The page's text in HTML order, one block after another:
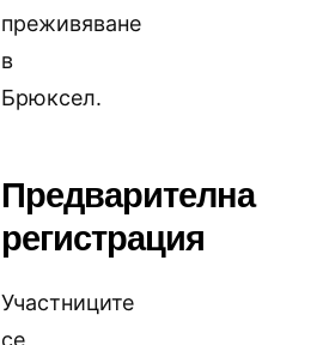
преживяване
в
Брюксел.
Предварителна
регистрация
Участниците
се